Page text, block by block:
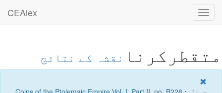
Toggle
navigation
CEAlex
متقطرکرنا نقشہ کے نتائج